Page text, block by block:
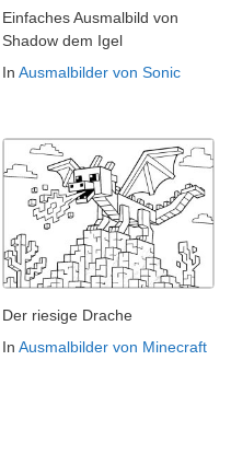
Einfaches Ausmalbild von
Shadow dem Igel
In Ausmalbilder von Sonic
Der riesige Drache
In Ausmalbilder von Minecraft